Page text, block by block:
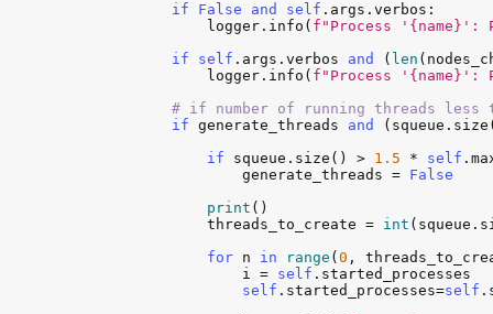
if
False and self . args . verbos :
logger . info ( f"Process '{name}':
if
self . args . verbos and ( len (
logger . info ( f"Process '{name}':
# if number of running threads less
if generate_threads and ( squeue . size
if
squeue . size () > 1.5 * self .
generate_threads = False
print ()
threads_to_create = int ( squeue .
for n in range ( 0 ,
i = self . started_processes
self . started_processes=self .